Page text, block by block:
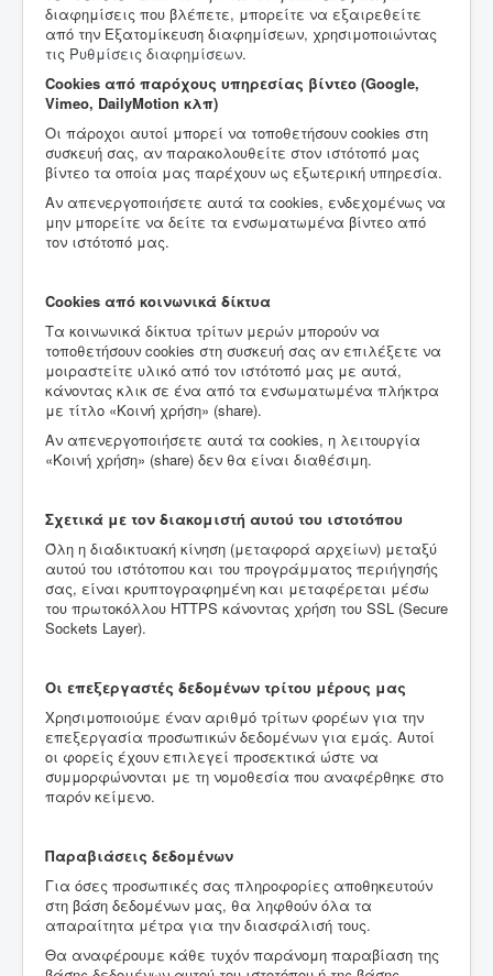
διαφημίσεις που βλέπετε, μπορείτε να εξαιρεθείτε
από την Εξατομίκευση διαφημίσεων, χρησιμοποιώντας
τις Ρυθμίσεις διαφημίσεων.
Cookies από παρόχους υπηρεσίας βίντεο (Google,
Vimeo, DailyMotion κλπ)
Οι πάροχοι αυτοί μπορεί να τοποθετήσουν cookies στη
συσκευή σας, αν παρακολουθείτε στον ιστότοπό μας
βίντεο τα οποία μας παρέχουν ως εξωτερική υπηρεσία.
Αν απενεργοποιήσετε αυτά τα cookies, ενδεχομένως να
μην μπορείτε να δείτε τα ενσωματωμένα βίντεο από
τον ιστότοπό μας.
Cookies από κοινωνικά δίκτυα
Τα κοινωνικά δίκτυα τρίτων μερών μπορούν να
τοποθετήσουν cookies στη συσκευή σας αν επιλέξετε να
μοιραστείτε υλικό από τον ιστότοπό μας με αυτά,
κάνοντας κλικ σε ένα από τα ενσωματωμένα πλήκτρα
με τίτλο «Κοινή χρήση» (share).
Αν απενεργοποιήσετε αυτά τα cookies, η λειτουργία
«Κοινή χρήση» (share) δεν θα είναι διαθέσιμη.
Σχετικά με τον διακομιστή αυτού του ιστοτόπου
Όλη η διαδικτυακή κίνηση (μεταφορά αρχείων) μεταξύ
αυτού του ιστότοπου και του προγράμματος περιήγησής
σας, είναι κρυπτογραφημένη και μεταφέρεται μέσω
του πρωτοκόλλου HTTPS κάνοντας χρήση του SSL (Secure
Sockets Layer).
Οι επεξεργαστές δεδομένων τρίτου μέρους μας
Χρησιμοποιούμε έναν αριθμό τρίτων φορέων για την
επεξεργασία προσωπικών δεδομένων για εμάς. Αυτοί
οι φορείς έχουν επιλεγεί προσεκτικά ώστε να
συμμορφώνονται με τη νομοθεσία που αναφέρθηκε στο
παρόν κείμενο.
Παραβιάσεις δεδομένων
Για όσες προσωπικές σας πληροφορίες αποθηκευτούν
στη βάση δεδομένων μας, θα ληφθούν όλα τα
απαραίτητα μέτρα για την διασφάλισή τους.
Θα αναφέρουμε κάθε τυχόν παράνομη παραβίαση της